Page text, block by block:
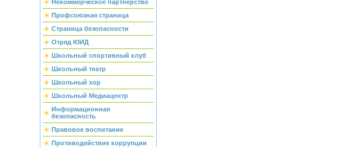
Некоммерческое партнерство
Профсоюзная страница
Страница безопасности
Отряд ЮИД
Школьный спортивный клуб
Школьный театр
Школьный хор
Школьный Медиацентр
Информационная
безопасность
Правовое воспитание
Противодействие коррупции